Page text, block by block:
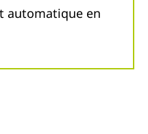
automatique en